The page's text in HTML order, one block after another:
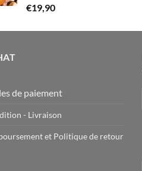
Note5.00
sur 5
€19,90
de paiement
- Livraison
et Politique de retour